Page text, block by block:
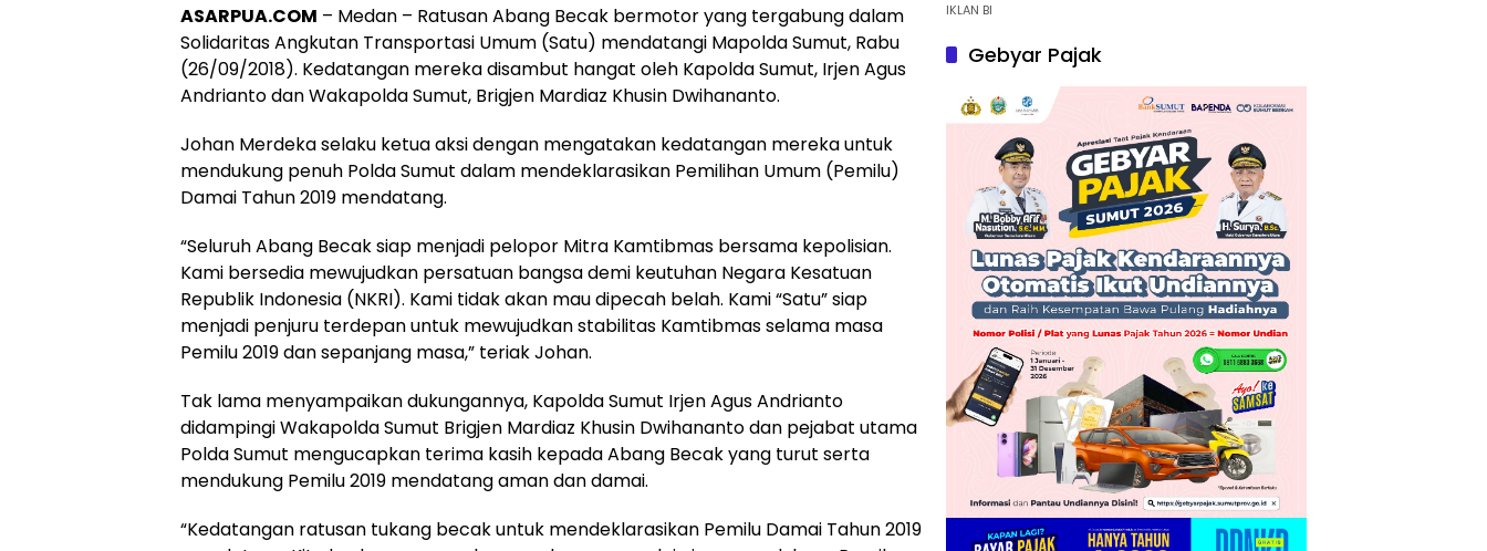
ASARPUA.COM – Medan – Ratusan Abang Becak bermotor yang tergabung dalam
Solidaritas Angkutan Transportasi Umum (Satu) mendatangi Mapolda Sumut, Rabu
(26/09/2018). Kedatangan mereka disambut hangat oleh Kapolda Sumut, Irjen Agus
Andrianto dan Wakapolda Sumut, Brigjen Mardiaz Khusin Dwihananto.
Johan Merdeka selaku ketua aksi dengan mengatakan kedatangan mereka untuk
mendukung penuh Polda Sumut dalam mendeklarasikan Pemilihan Umum (Pemilu)
Damai Tahun 2019 mendatang.
“Seluruh Abang Becak siap menjadi pelopor Mitra Kamtibmas bersama kepolisian.
Kami bersedia mewujudkan persatuan bangsa demi keutuhan Negara Kesatuan
Republik Indonesia (NKRI). Kami tidak akan mau dipecah belah. Kami “Satu” siap
menjadi penjuru terdepan untuk mewujudkan stabilitas Kamtibmas selama masa
Pemilu 2019 dan sepanjang masa,” teriak Johan.
Tak lama menyampaikan dukungannya, Kapolda Sumut Irjen Agus Andrianto
didampingi Wakapolda Sumut Brigjen Mardiaz Khusin Dwihananto dan pejabat utama
Polda Sumut mengucapkan terima kasih kepada Abang Becak yang turut serta
mendukung Pemilu 2019 mendatang aman dan damai.
“Kedatangan ratusan tukang becak untuk mendeklarasikan Pemilu Damai Tahun 2019
IKLAN BI
Gebyar Pajak